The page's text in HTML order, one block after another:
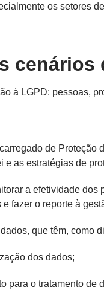
os setores
cenários
à LGPD: pessoas,
de Proteção
as estratégias de
a efetividade
fazer o reporte à
que têm, como
dos dados;
para o tratamento de